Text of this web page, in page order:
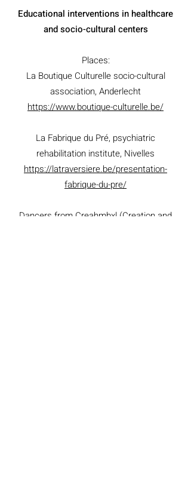
Educational interventions in healthcare
and socio-cultural centers
Places:
La Boutique Culturelle socio-cultural
association, Anderlecht
https://www.boutique-culturelle.be/
La Fabrique du Pré, psychiatric
rehabilitation institute, Nivelles
https://latraversiere.be/presentation-
fabrique-du-pre/
Dancers from Creahmbxl (Creation and